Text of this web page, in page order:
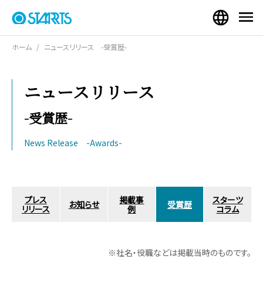
ホーム ニュースリリース -受賞歴-
ニュースリリース
-受賞歴-
News Release -Awards-
プレス
リリース
お知らせ
掲載事
例
受賞歴
スターツ
コラム
※社名・役職などは掲載当時のものです。